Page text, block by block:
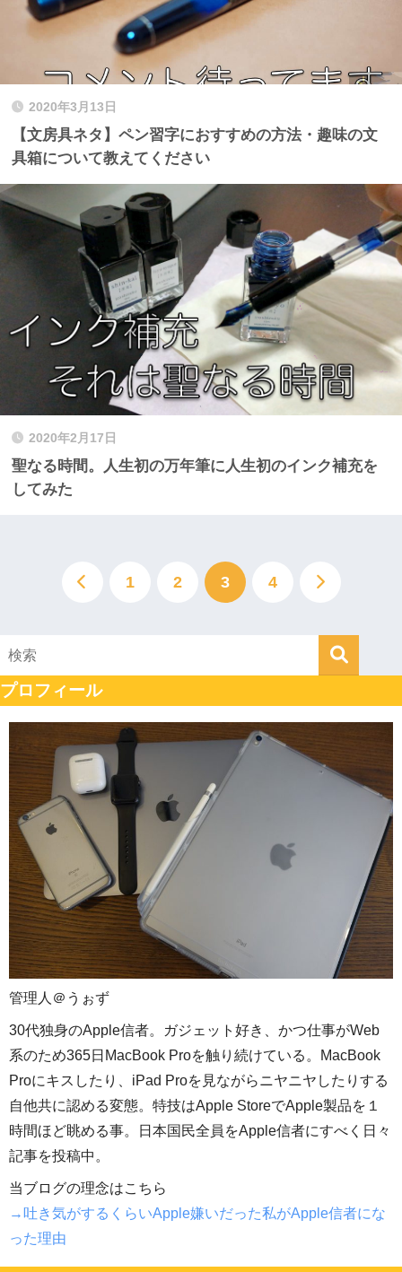
2020年3月13日
【文房具ネタ】ペン習字におすすめの方法・趣味の文
具箱について教えてください
2020年2月17日
聖なる時間。人生初の万年筆に人生初のインク補充を
してみた
1 2 3 4
プロフィール
管理人＠うぉず
30代独身のApple信者。ガジェット好き、かつ仕事がWeb
系のため365日MacBook Proを触り続けている。MacBook
Proにキスしたり、iPad Proを見ながらニヤニヤしたりする
自他共に認める変態。特技はApple StoreでApple製品を１
時間ほど眺める事。日本国民全員をApple信者にすべく日々
記事を投稿中。
当ブログの理念はこちら
→吐き気がするくらいApple嫌いだった私がApple信者にな
った理由